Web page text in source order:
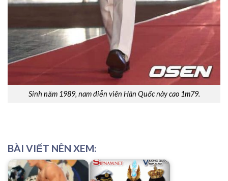
Sinh năm 1989, nam diễn viên Hàn Quốc này cao 1m79.
BÀI VIẾT NÊN XEM: